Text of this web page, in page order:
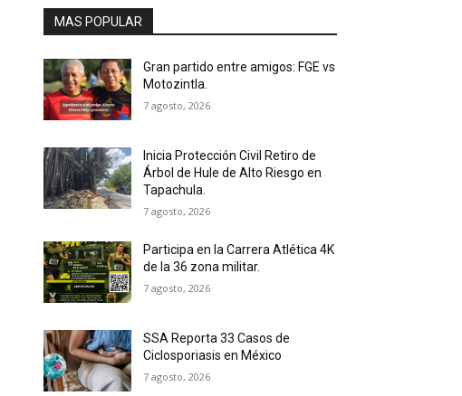
MAS POPULAR
Gran partido entre amigos: FGE vs
Motozintla.
7 agosto, 2026
Inicia Protección Civil Retiro de
Árbol de Hule de Alto Riesgo en
Tapachula.
7 agosto, 2026
Participa en la Carrera Atlética 4K
de la 36 zona militar.
7 agosto, 2026
SSA Reporta 33 Casos de
Ciclosporiasis en México
7 agosto, 2026